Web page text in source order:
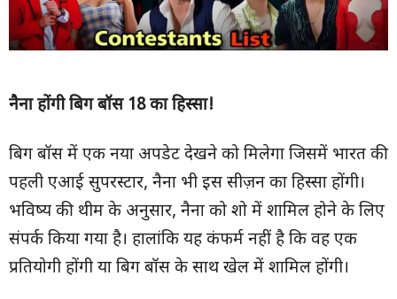
नैना होंगी बिग बॉस 18 का हिस्सा!
बिग बॉस में एक नया अपडेट देखने को मिलेगा जिसमें भारत की
पहली एआई सुपरस्टार, नैना भी इस सीज़न का हिस्सा होंगी।
भविष्य की थीम के अनुसार, नैना को शो में शामिल होने के लिए
संपर्क किया गया है। हालांकि यह कंफर्म नहीं है कि वह एक
प्रतियोगी होंगी या बिग बॉस के साथ खेल में शामिल होंगी।